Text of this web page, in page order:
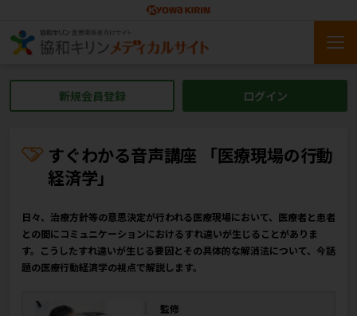
新規会員登録 ログイン
すぐわかる音声講座 「医療現場の行動
経済学」
日々、治療方針等の意思決定が行われる医療現場において、医療者と患者
との間にコミュニケーションにおけるすれ違いが生じることがありま
す。こうしたすれ違いが生じる要因とその具体的な解消法について、今話
題の医療行動経済学の視点で解説します。
監修